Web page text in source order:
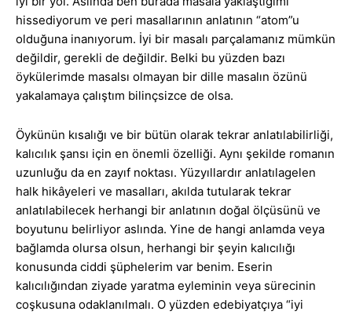
hissediyorum ve peri masallarının anlatının “atom”u
olduğuna inanıyorum. İyi bir masalı parçalamanız mümkün
değildir, gerekli de değildir. Belki bu yüzden bazı
öykülerimde masalsı olmayan bir dille masalın özünü
yakalamaya çalıştım bilinçsizce de olsa.
Öykünün kısalığı ve bir bütün olarak tekrar anlatılabilirliği,
kalıcılık şansı için en önemli özelliği. Aynı şekilde romanın
uzunluğu da en zayıf noktası. Yüzyıllardır anlatılagelen
halk hikâyeleri ve masalları, akılda tutularak tekrar
anlatılabilecek herhangi bir anlatının doğal ölçüsünü ve
boyutunu belirliyor aslında. Yine de hangi anlamda veya
bağlamda olursa olsun, herhangi bir şeyin kalıcılığı
konusunda ciddi şüphelerim var benim. Eserin
kalıcılığından ziyade yaratma eyleminin veya sürecinin
coşkusuna odaklanılmalı. O yüzden edebiyatçıya “iyi